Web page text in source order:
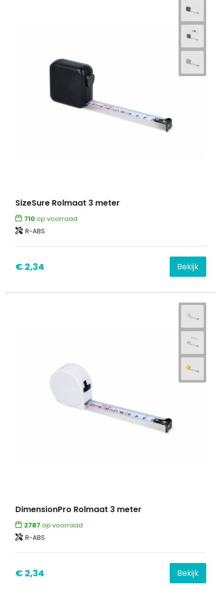
SizeSure Rolmaat 3 meter
710 op voorraad
R-ABS
€ 2,34 Bekijk
DimensionPro Rolmaat 3 meter
2787 op voorraad
R-ABS
€ 2,34 Bekijk